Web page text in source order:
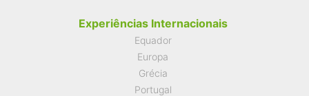
Experiências Internacionais
Equador
Europa
Grécia
Portugal